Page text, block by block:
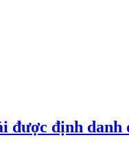
định danh